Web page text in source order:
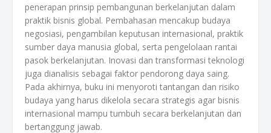
penerapan prinsip pembangunan berkelanjutan dalam
praktik bisnis global. Pembahasan mencakup budaya
negosiasi, pengambilan keputusan internasional, praktik
sumber daya manusia global, serta pengelolaan rantai
pasok berkelanjutan. Inovasi dan transformasi teknologi
juga dianalisis sebagai faktor pendorong daya saing.
Pada akhirnya, buku ini menyoroti tantangan dan risiko
budaya yang harus dikelola secara strategis agar bisnis
internasional mampu tumbuh secara berkelanjutan dan
bertanggung jawab.